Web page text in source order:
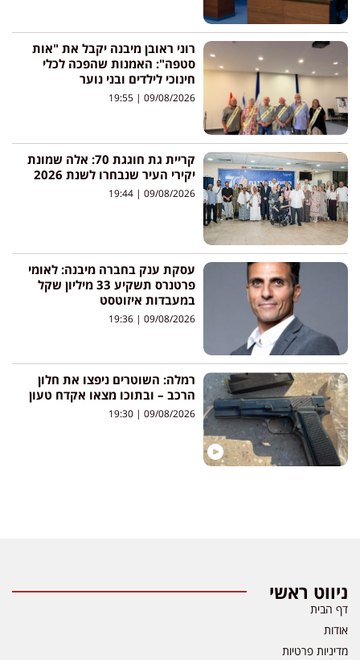
רוני ראובן מיבנה יקבל את "אות
סטפה": האמנות שהפכה לכלי
חינוכי לילדים ובני נוער
09/08/2026
קריית גת חוגגת 70: אלה שמונת
יקירי העיר שנבחרו לשנת 2026
09/08/2026
עסקת ענק בחברה מיבנה: לאומי
פרטנרס תשקיע 33 מיליון שקל
במעבדות איזוטסט
09/08/2026
רמלה: השוטרים ניפצו את חלון
הרכב – ובתוכו מצאו אקדח טעון
09/08/2026
ניווט ראשי
דף הבית
אודות
מדיניות פרטיות